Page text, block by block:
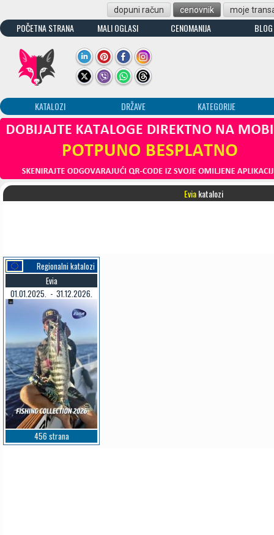
dopuni račun cenovnik moje
POČETNA STRANA MALI OGLASI CENOMANIJA BLOG
KATALOZI DRŽAVE KATEGORIJE
Eviakatalozi
Regionalni katalozi
Evia
01.01.2025. - 31.12.2026.
456 strana